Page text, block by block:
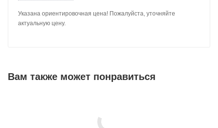
Указана ориентировочная цена! Пожалуйста, уточняйте
актуальную цену.
Вам также может понравиться